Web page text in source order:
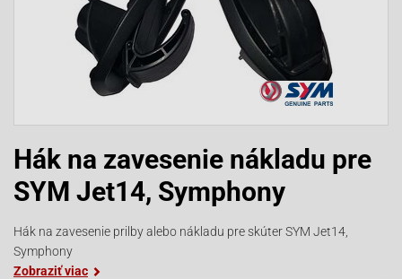
Hák na zavesenie nákladu pre
SYM Jet14, Symphony
Hák na zavesenie prilby alebo nákladu pre skúter SYM Jet14,
Symphony
Zobraziť viac